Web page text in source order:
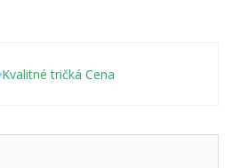
Kvalitné tričká Cena